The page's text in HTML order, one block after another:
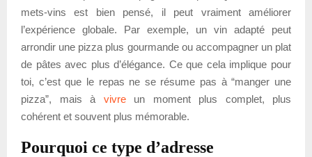
mets-vins est bien pensé, il peut vraiment améliorer
l’expérience globale. Par exemple, un vin adapté peut
arrondir une pizza plus gourmande ou accompagner un plat
de pâtes avec plus d’élégance. Ce que cela implique pour
toi, c’est que le repas ne se résume pas à “manger une
pizza”, mais à vivreun moment plus complet, plus
cohérent et souvent plus mémorable.
Pourquoi ce type d’adresse